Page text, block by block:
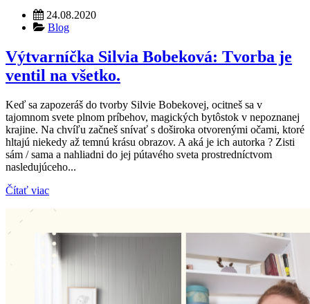
24.08.2020
Blog
Výtvarníčka Silvia Bobeková: Tvorba je
ventil na všetko.
Keď sa zapozeráš do tvorby Silvie Bobekovej, ocitneš sa v
tajomnom svete plnom príbehov, magických bytôstok v nepoznanej
krajine. Na chvíľu začneš snívať s doširoka otvorenými očami, ktoré
hltajú niekedy až temnú krásu obrazov. A aká je ich autorka ? Zisti
sám / sama a nahliadni do jej pútavého sveta prostredníctvom
nasledujúceho...
Čítať viac